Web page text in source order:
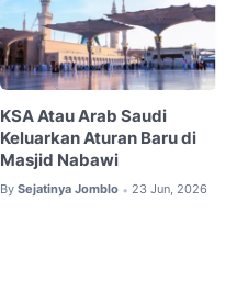
KSA Atau Arab Saudi
Keluarkan Aturan Baru di
Masjid Nabawi
By Sejatinya Jomblo • 23 Jun, 2026